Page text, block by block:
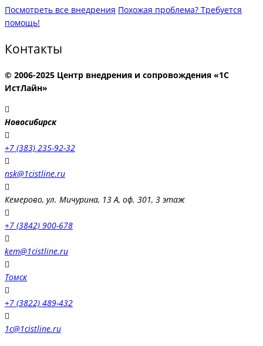
Посмотреть все внедрения Похожая проблема? Требуется
помощь!
Контакты
© 2006-2025 Центр внедрения и сопровождения «1С
ИстЛайн»
Новосибирск
+7 (383) 235-92-32
nsk@1cistline.ru
Кемерово, ул. Мичурина, 13 А, оф. 301, 3 этаж
+7 (3842) 900-678
kem@1cistline.ru
Томск
+7 (3822) 489-432
1c@1cistline.ru